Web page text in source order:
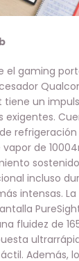
el gaming
tiene un
exigentes.
refrigeración
de
incluso
intensas.
fluidez de
Además,